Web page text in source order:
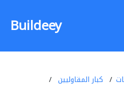
Buildeey
كبار المقاوليين